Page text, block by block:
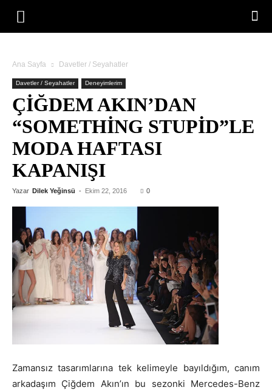
Ana Sayfa Davetler / Seyahatler
Davetler / Seyahatler Deneyimlerim
ÇIĞDEM AKIN’DAN
“SOMETHING STUPID”LE
MODA HAFTASI
KAPANIŞI
Yazar Dilek Yeğinsü - Ekim 22, 2016 0
Zamansız tasarımlarına tek kelimeyle bayıldığım, canım
arkadaşım Çiğdem Akın’ın bu sezonki Mercedes-Benz